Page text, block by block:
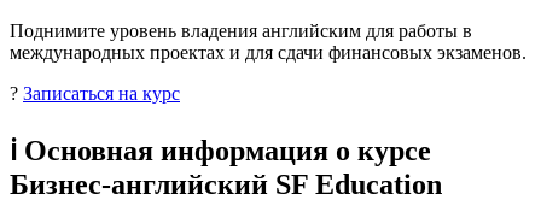
Поднимите уровень владения английским для работы в
международных проектах и для сдачи финансовых экзаменов.
? Записаться на курс
ℹ️ Основная информация о курсе
Бизнес-английский SF Education